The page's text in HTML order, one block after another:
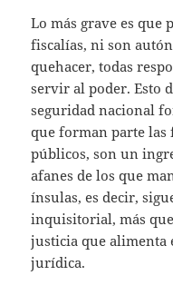
Lo más grave es que
fiscalías, ni son
quehacer, todas
servir al poder. Esto
seguridad nacional
que forman parte
públicos, son un
afanes de los que
ínsulas, es decir,
inquisitorial, más
justicia que alimenta
jurídica.